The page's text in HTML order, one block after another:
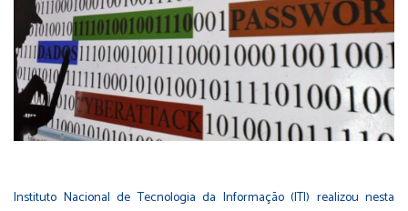
Instituto Nacional de Tecnologia da Informação (ITI) realizou nesta